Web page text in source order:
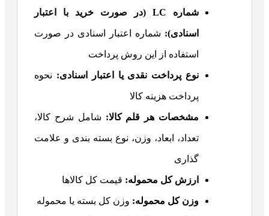
شماره در صورت خرید با اعتبار
اسنادی): شماره اعتبار اسنادی در صورت
استفاده از این روش پرداخت
نوع پرداخت نقدی یا اعتبار اسنادی: نحوه
پرداخت هزینه کالا
مشخصات هر قلم کالا: شامل شرح کالا،
تعداد، ابعاد، وزن، نوع بسته بندی و علامت
گذاری
ارزش کل محموله: قیمت کل کالاها
وزن کل محموله: وزن کل بسته یا محموله